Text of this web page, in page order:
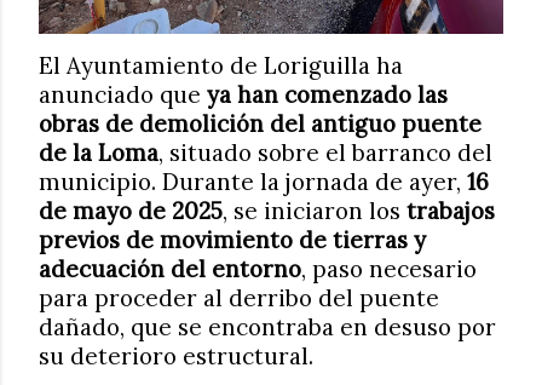
El Ayuntamiento de Loriguilla ha
anunciado que ya han comenzado las
obras de demolición del antiguo puente
de la Loma, situado sobre el barranco del
municipio. Durante la jornada de ayer, 16
de mayo de 2025, se iniciaron los trabajos
previos de movimiento de tierras y
adecuación del entorno, paso necesario
para proceder al derribo del puente
dañado, que se encontraba en desuso por
su deterioro estructural.